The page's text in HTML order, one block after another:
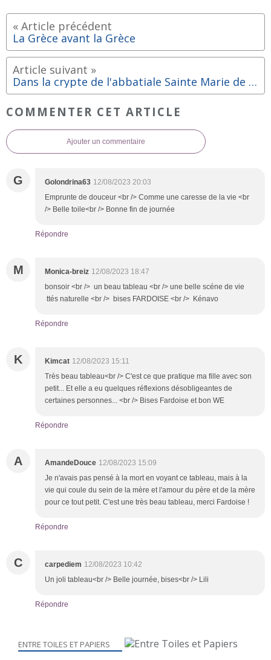
La Grèce avant la Grèce
Dans la crypte de l'abbatiale Sainte Marie de Cruas
COMMENTER CET ARTICLE
Ajouter un commentaire
G Golondrina63 12/08/2023 20:03
Emprunte de douceur <br /> Comme une caresse de la vie <br
/> Belle toile<br /> Bonne fin de journée
Répondre
M Monica-breiz 12/08/2023 18:47
bonsoir <br /> un beau tableau <br /> une belle scéne de vie
ttés naturelle <br /> bises FARDOISE <br /> Kénavo
Répondre
K Kimcat 12/08/2023 15:11
Très beau tableau<br /> C'est ce que pratique ma fille avec son
petit... Et elle a eu quelques réflexions désobligeantes de
certaines personnes... <br /> Bises Fardoise et bon WE
Répondre
A AmandeDouce 12/08/2023 15:09
Je n'avais pas pensé à la mort en voyant ce tableau, mais à la
vie qui coule du sein de la mère et l'amour du père et de la mère
pour ce tout petit. C'est une très beau tableau, merci Fardoise !
Répondre
C carpediem 12/08/2023 10:42
Un joli tableau<br /> Belle journée, bises<br /> Lili
Répondre
ENTRE TOILES ET PAPIERS